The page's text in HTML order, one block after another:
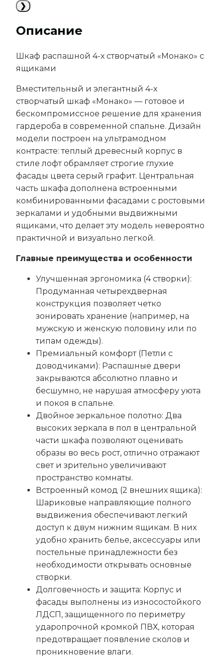
❯
Описание
Шкаф распашной 4-х створчатый «Монако» с
ящиками
Вместительный и элегантный 4-х
створчатый шкаф «Монако» — готовое и
бескомпромиссное решение для хранения
гардероба в современной спальне. Дизайн
модели построен на ультрамодном
контрасте: теплый древесный корпус в
стиле лофт обрамляет строгие глухие
фасады цвета серый графит. Центральная
часть шкафа дополнена встроенными
комбинированными фасадами с ростовыми
зеркалами и удобными выдвижными
ящиками, что делает эту модель невероятно
практичной и визуально легкой.
Главные преимущества и особенности
Улучшенная эргономика (4 створки):
Продуманная четырехдверная
конструкция позволяет четко
зонировать хранение (например, на
мужскую и женскую половину или по
типам одежды).
Премиальный комфорт (Петли с
доводчиками): Распашные двери
закрываются абсолютно плавно и
бесшумно, не нарушая атмосферу уюта
и покоя в спальне.
Двойное зеркальное полотно: Два
высоких зеркала в пол в центральной
части шкафа позволяют оценивать
образы во весь рост, отлично отражают
свет и зрительно увеличивают
пространство комнаты.
Встроенный комод (2 внешних ящика):
Шариковые направляющие полного
выдвижения обеспечивают легкий
доступ к двум нижним ящикам. В них
удобно хранить белье, аксессуары или
постельные принадлежности без
необходимости открывать основные
створки.
Долговечность и защита: Корпус и
фасады выполнены из износостойкого
ЛДСП, защищенного по периметру
ударопрочной кромкой ПВХ, которая
предотвращает появление сколов и
проникновение влаги.